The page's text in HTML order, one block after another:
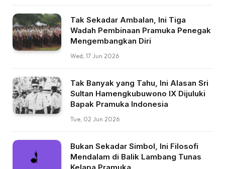
Tak Sekadar Ambalan, Ini Tiga
Wadah Pembinaan Pramuka Penegak
Mengembangkan Diri
Wed, 17 Jun 2026
Tak Banyak yang Tahu, Ini Alasan Sri
Sultan Hamengkubuwono IX Dijuluki
Bapak Pramuka Indonesia
Tue, 02 Jun 2026
Bukan Sekadar Simbol, Ini Filosofi
Mendalam di Balik Lambang Tunas